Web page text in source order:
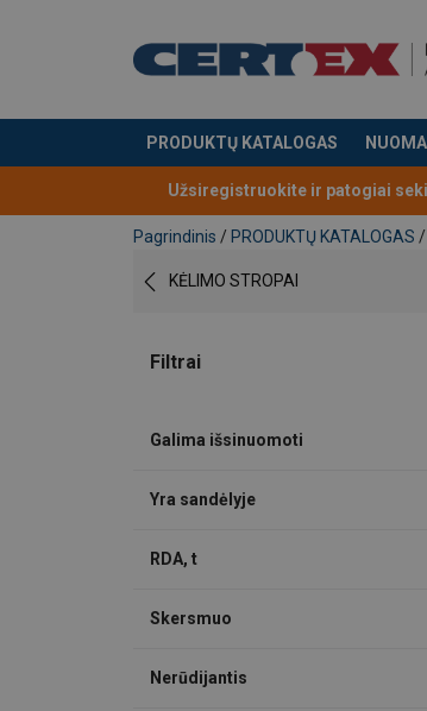
PRODUKTŲ KATALOGAS NUOMA
Produktas buvo pridėtas prie jūsų
Užsiregistruokite ir patogiai
Pagrindinis / PRODUKTŲ KATALOGAS /
KĖLIMO STROPAI
Filtrai
Galima išsinuomoti
Yra sandėlyje
RDA, t
Skersmuo
Nerūdijantis